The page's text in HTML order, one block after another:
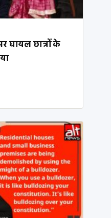
घायल छात्रों के